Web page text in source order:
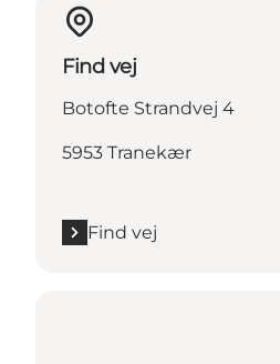
Find vej
Botofte Strandvej 4
5953 Tranekær
Find vej